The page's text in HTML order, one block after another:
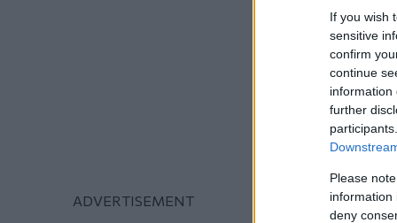
If you wish
sensitive
confirm
continue
information
further
Please
information
deny